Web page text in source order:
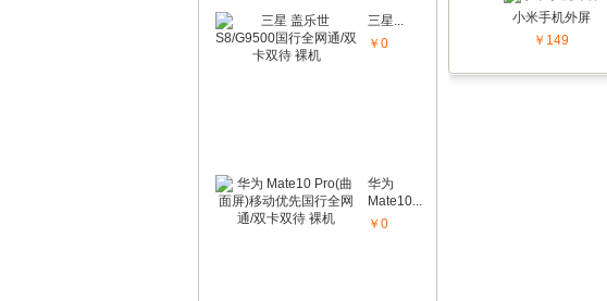
三星...
￥0
华为
Mate10...
￥0
小米手机外屏
￥149